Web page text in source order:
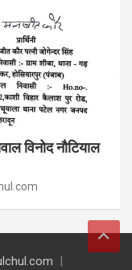
विनोद नौटियाल